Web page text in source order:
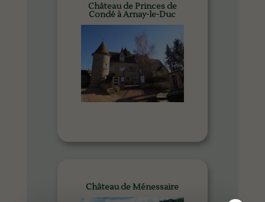
Château de Princes de
Condé à Arnay-le-Duc
Château de Ménessaire